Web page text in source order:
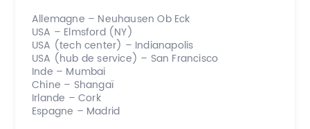
Etats-Unis
France (via Suisse)
Inde
Irlande
Allemagne – Neuhausen Ob Eck
USA – Elmsford (NY)
USA (tech center) – Indianapolis
USA (hub de service) – San Francisco
Inde – Mumbai
Chine – Shangaï
Irlande – Cork
Espagne – Madrid